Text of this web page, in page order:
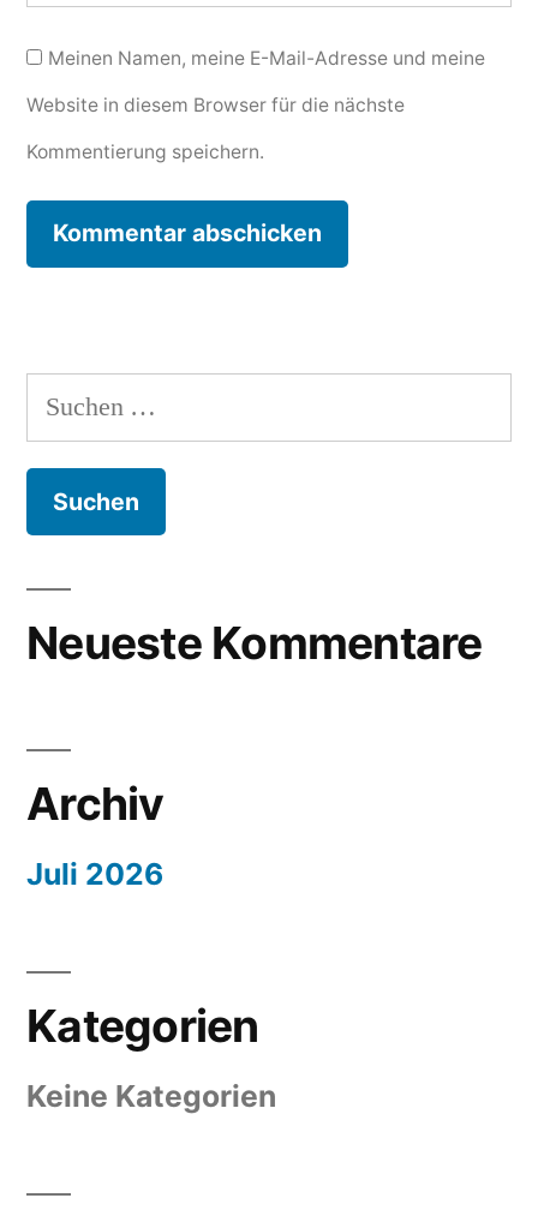
Meinen Namen, meine E-Mail-Adresse und meine
Website in diesem Browser für die nächste
Kommentierung speichern.
Suche
nach:
Neueste Kommentare
Archiv
Juli 2026
Kategorien
Keine Kategorien